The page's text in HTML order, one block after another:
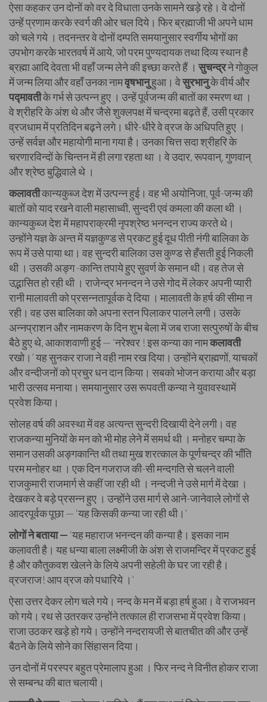
ऐसा कहकर उन दोनों को वर दे विधाता उनके सामने खड़े रहे। वे दोनों
उन्हें प्रणाम करके स्वर्ग की ओर चल दिये। फिर ब्रह्माजी भी अपने धाम
को चले गये । तदनन्तर वे दोनों दम्पति समयानुसार स्वर्गीय भोगों का
उपभोग करके भारतवर्ष में आये, जो परम पुण्यदायक तथा दिव्य स्थान है
ब्रह्मा आदि देवता भी वहाँ जन्म लेने की इच्छा करते हैं । सुचन्द्रने गोकुल
में जन्म लिया और वहाँ उनका नामवृषभानुहुआ। वेसुरभानुके वीर्य और
पद्मावतीके गर्भ से उत्पन्न हुए । उन्हें पूर्वजन्म की बातों का स्मरण था ।
वे श्रीहरि के अंश थे और जैसे शुक्लपक्ष में चन्द्रमा बढ़ते हैं, उसी प्रकार
व्रजधाम में प्रतिदिन बढ़ने लगे। धीरे-धीरे वे व्रज के अधिपति हुए ।
उन्हें सर्वज्ञ और महायोगी माना गया है। उनका चित्त सदा श्रीहरि के
चरणारविन्दों के चिन्तन में ही लगा रहता था । वे उदार, रूपवान्, गुणवान्
और श्रेष्ठ बुद्धिवाले थे ।
कलावतीकान्यकुब्ज देश में उत्पन्न हुई। वह भी अयोनिजा, पूर्व-जन्म की
बातों को याद रखने वाली महासाध्वी, सुन्दरी एवं कमला की कला थी ।
कान्यकुब्ज देश में महापराक्रमी नृपश्रेष्ठ भनन्दन राज्य करते थे।
उन्होंने यज्ञ के अन्त में यज्ञकुण्ड से प्रकट हुई दूध पीती नंगी बालिका के
रूप में उसे पाया था। वह सुन्दरी बालिका उस कुण्ड से हँसती हुई निकली
थी । उसकी अङ्ग -कान्ति तपाये हुए सुवर्ण के समान थी। वह तेज से
उद्भासित हो रही थी । राजेन्द्र भनन्दन ने उसे गोद में लेकर अपनी प्यारी
रानी मालावती को प्रसन्नतापूर्वक दे दिया । मालावती के हर्ष की सीमा न
रही। वह उस बालिका को अपना स्तन पिलाकर पालने लगी। उसके
अन्नप्राशन और नामकरण के दिन शुभ बेला में जब राजा सत्पुरुषों के बीच
बैठे हुए थे, आकाशवाणी हुई — ‘नरेश्वर ! इस कन्या का नामकलावती
रखो।’ यह सुनकर राजा ने वही नाम रख दिया। उन्होंने ब्राह्मणों, याचकों
और वन्दीजनों को प्रचुर धन दान किया। सबको भोजन कराया और बड़ा
भारी उत्सव मनाया। समयानुसार उस रूपवती कन्या ने युवावस्थामें
प्रवेश किया।
सोलह वर्ष की अवस्था में वह अत्यन्त सुन्दरी दिखायी देने लगी। वह
राजकन्या मुनियों के मन को भी मोह लेने में समर्थ थी । मनोहर चम्पा के
समान उसकी अङ्गकान्ति थी तथा मुख शरत्काल के पूर्णचन्द्र की भाँति
परम मनोहर था । एक दिन गजराज की-सी मन्दगति से चलने वाली
राजकुमारी राजमार्ग से कहीं जा रही थी । नन्दजी ने उसे मार्ग में देखा ।
देखकर वे बड़े प्रसन्न हुए । उन्होंने उस मार्ग से आने-जानेवाले लोगों से
आदरपूर्वक पूछा — ‘यह किसकी कन्या जा रही थी।’
लोगों ने बताया — ‘यह महाराज भनन्दन की कन्या है। इसका नाम
कलावती है। यह धन्या बाला लक्ष्मीजी के अंश से राजमन्दिर में प्रकट हुई
है और कौतुकवश खेलने के लिये अपनी सहेली के घर जा रही है।
व्रजराज! आप व्रज को पधारिये ।’
ऐसा उत्तर देकर लोग चले गये। नन्द के मन में बड़ा हर्ष हुआ। वे राजभवन
को गये। रथ से उतरकर उन्होंने तत्काल ही राजसभा में प्रवेश किया।
राजा उठकर खड़े हो गये। उन्होंने नन्दरायजी से बातचीत की और उन्हें
बैठने के लिये सोने का सिंहासन दिया।
उन दोनों में परस्पर बहुत प्रेमालाप हुआ । फिर नन्द ने विनीत होकर राजा
से सम्बन्ध की बात चलायी।